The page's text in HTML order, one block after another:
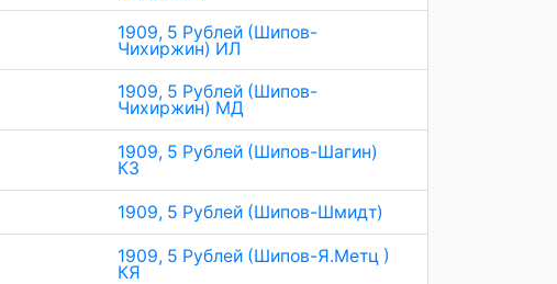
1909, 5 Рублей (Шипов-
Чихиржин) ИЛ
1909, 5 Рублей (Шипов-
Чихиржин) МД
1909, 5 Рублей (Шипов-Шагин)
КЗ
1909, 5 Рублей (Шипов-Шмидт)
1909, 5 Рублей (Шипов-Я.Метц )
КЯ